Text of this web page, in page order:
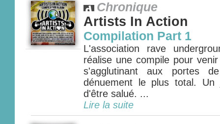
Chronique
Artists In Action
Compilation Part 1
L'association rave
réalise une compile pour
s'agglutinant aux portes
dénuement le plus total.
d'être salué. ...
Lire la suite